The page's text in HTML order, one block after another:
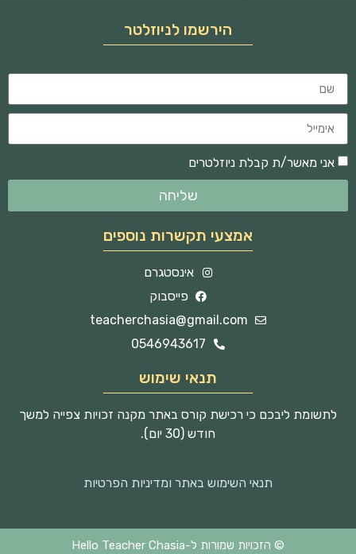
הירשמו לניוזלטר
אני מאשר/ת קבלת ניוזלטרים
שליחה
אמצעי תקשרות נוספים
אינסטגרם
פייסבוק
teacherchasia@gmail.com
0546943617
תנאי שימוש
לתשומת ליבכם כי רכישת קורס באתר מקנה זכויות צפייה למשך
חודש (30 יום).
תנאי השימוש באתר ומדיניות הפרטיות
© הזכויות שמורות ל-Hello Teacher Chasia